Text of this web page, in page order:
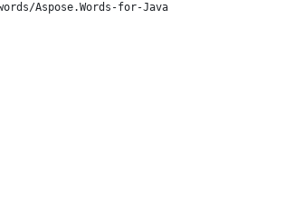
Aspose.Words-for-Java